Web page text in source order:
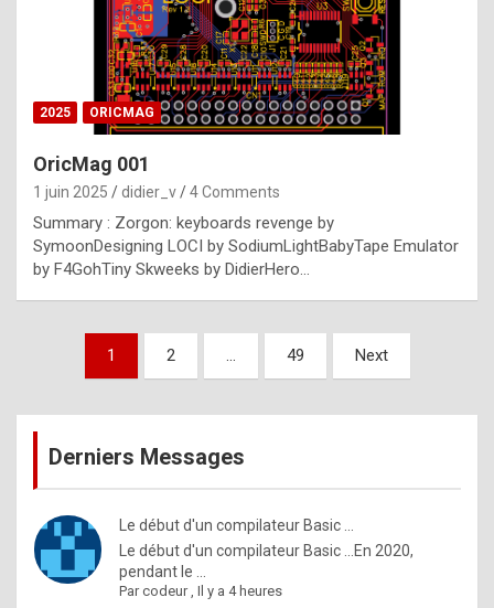
p
h
o
n
y
l
e
x
a
%
m
a
d
2025 ORICMAG
OricMag 001
1 juin 2025 didier_v 4 Comments
Summary : Zorgon: keyboards revenge by
SymoonDesigning LOCI by SodiumLightBabyTape Emulator
by F4GohTiny Skweeks by DidierHero…
Pagination
publications
1 2 … 49 Next
Derniers Messages
Le début d'un compilateur Basic ...
Le début d'un compilateur Basic ...En 2020,
pendant le ...
Parcodeur,Il y a 4 heures